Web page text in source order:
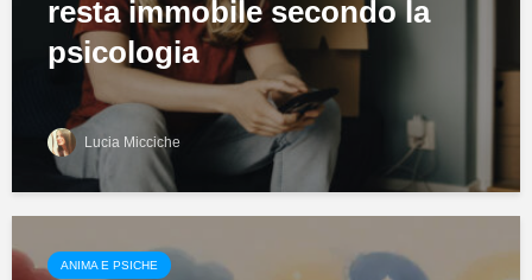
resta immobile secondo la
psicologia
Lucia Micciche
ANIMA E PSICHE